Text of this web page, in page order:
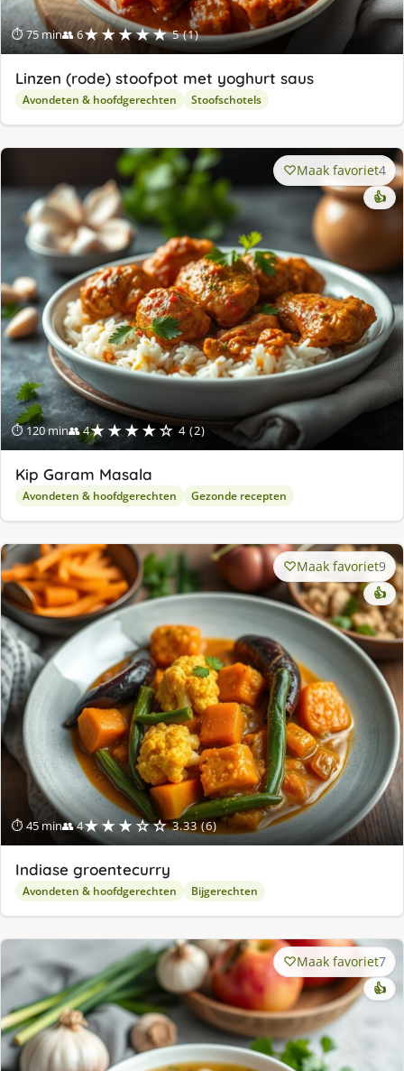
⏱ 75 min👥 6★★★★★ 5 (1)
Linzen (rode) stoofpot met yoghurt saus
Avondeten & hoofdgerechten Stoofschotels
⏱ 120 min👥 4★★★★☆ 4 (2)
Maak favoriet4
👍
Kip Garam Masala
Avondeten & hoofdgerechten Gezonde recepten
⏱ 45 min👥 4★★★☆☆ 3.33 (6)
Maak favoriet9
👍
Indiase groentecurry
Avondeten & hoofdgerechten Bijgerechten
Maak favoriet7
👍